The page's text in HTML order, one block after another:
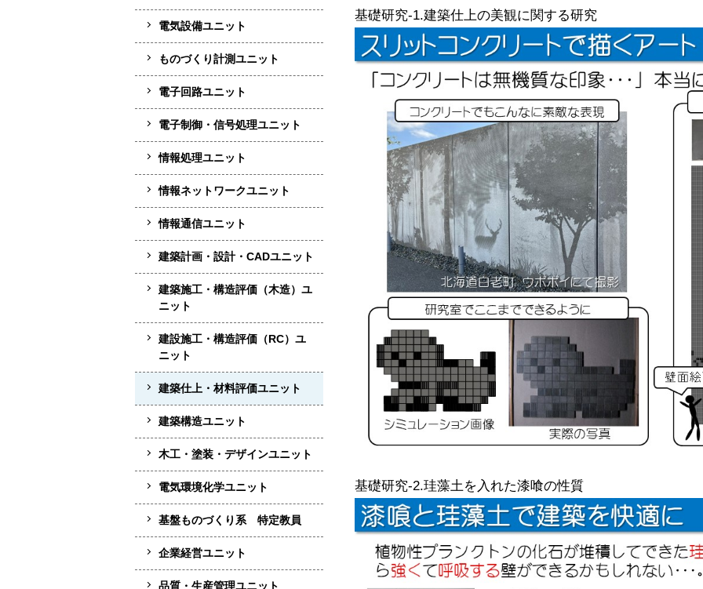
基礎研究-1.建築仕上の美観に関する研究
基礎研究-2.珪藻土を入れた漆喰の性質
電気設備ユニット
ものづくり計測ユニット
電子回路ユニット
電子制御・信号処理ユニット
情報処理ユニット
情報ネットワークユニット
情報通信ユニット
建築計画・設計・CADユニット
建築施工・構造評価（木造）ユ
ニット
建設施工・構造評価（RC）ユ
ニット
建築仕上・材料評価ユニット
建築構造ユニット
木工・塗装・デザインユニット
電気環境化学ユニット
基盤ものづくり系 特定教員
企業経営ユニット
品質・生産管理ユニット